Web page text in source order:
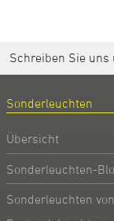
Schreiben Sie uns
Sonderleuchten
Übersicht
Sonderleuchten-
Sonderleuchten